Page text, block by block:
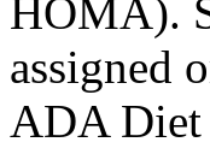
HOMA).
assigned
ADA Diet